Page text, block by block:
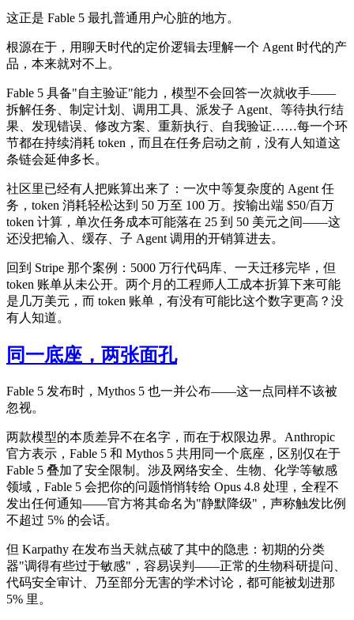
这正是 Fable 5 最扎普通用户心脏的地方。
根源在于，用聊天时代的定价逻辑去理解一个 Agent 时代的产
品，本来就对不上。
Fable 5 具备"自主验证"能力，模型不会回答一次就收手——
拆解任务、制定计划、调用工具、派发子 Agent、等待执行结
果、发现错误、修改方案、重新执行、自我验证……每一个环
节都在持续消耗 token，而且在任务启动之前，没有人知道这
条链会延伸多长。
社区里已经有人把账算出来了：一次中等复杂度的 Agent 任
务，token 消耗轻松达到 50 万至 100 万。按输出端 $50/百万
token 计算，单次任务成本可能落在 25 到 50 美元之间——这
还没把输入、缓存、子 Agent 调用的开销算进去。
回到 Stripe 那个案例：5000 万行代码库、一天迁移完毕，但
token 账单从未公开。两个月的工程师人工成本折算下来可能
是几万美元，而 token 账单，有没有可能比这个数字更高？没
有人知道。
同一底座，两张面孔
Fable 5 发布时，Mythos 5 也一并公布——这一点同样不该被
忽视。
两款模型的本质差异不在名字，而在于权限边界。Anthropic
官方表示，Fable 5 和 Mythos 5 共用同一个底座，区别仅在于
Fable 5 叠加了安全限制。涉及网络安全、生物、化学等敏感
领域，Fable 5 会把你的问题悄悄转给 Opus 4.8 处理，全程不
发出任何通知——官方将其命名为"静默降级"，声称触发比例
不超过 5% 的会话。
但 Karpathy 在发布当天就点破了其中的隐患：初期的分类
器"调得有些过于敏感"，容易误判——正常的生物科研提问、
代码安全审计、乃至部分无害的学术讨论，都可能被划进那
5% 里。